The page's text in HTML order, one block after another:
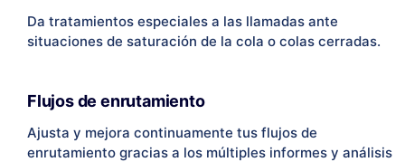
Da tratamientos especiales a las llamadas ante
situaciones de saturación de la cola o colas cerradas.
Flujos de enrutamiento
Ajusta y mejora continuamente tus flujos de
enrutamiento gracias a los múltiples informes y análisis